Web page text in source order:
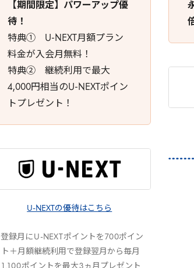
【期間限定】パワーアップ優
待！
特典① U-NEXT月額プラン
料金が入会月無料！
特典② 継続利用で最大
4,000円相当のU-NEXTポイン
トプレゼント！
U-NEXTの優待はこちら
登録月に U-NEXT ポイントを 700ポイン
ト＋月額継続利用で登録翌月から毎月
, 100ポイントを最大3 ヵ月プレゼント